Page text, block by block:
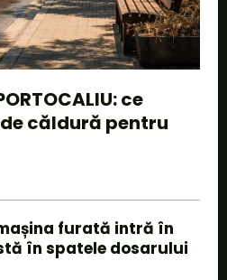
ce
căldură pentru
furată intră în
în spatele dosarului